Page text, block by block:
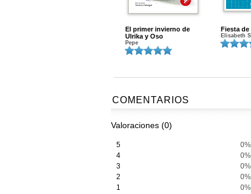
El primer invierno de
Ulrika y Oso
Pepe
Fiesta
Elisabeth
COMENTARIOS
Valoraciones (0)
5
0%
4
0%
3
0%
2
0%
1
0%